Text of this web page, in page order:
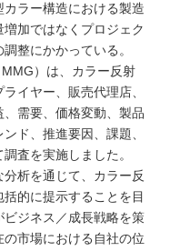
ラー構造における製造
加ではなくプロジェク
整にかかっている。
）は、カラー反射
イヤー、販売代理店、
需要、価格変動、製品
ド、推進要因、課題、
査を実施しました。
析を通じて、カラー反
的に提示することを目
ジネス／成長戦略を策
市場における自社の位